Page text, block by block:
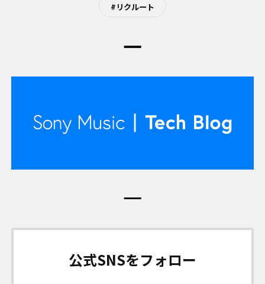
#リクルート
公式SNSをフォロー